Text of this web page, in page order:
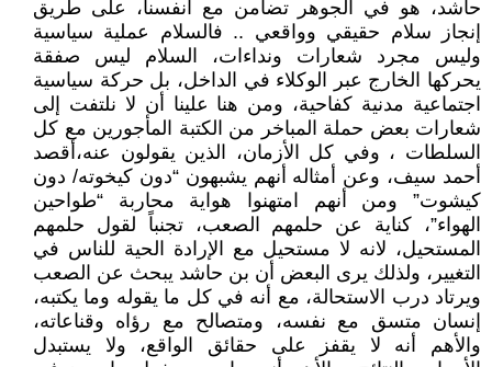
حاشد، هو في الجوهر تضامن مع أنفسنا، على طريق
إنجاز سلام حقيقي وواقعي .. فالسلام عملية سياسية
وليس مجرد شعارات ونداءات، السلام ليس صفقة
يحركها الخارج عبر الوكلاء في الداخل، بل حركة سياسية
اجتماعية مدنية كفاحية، ومن هنا علينا أن لا نلتفت إلى
شعارات بعض حملة المباخر من الكتبة المأجورين مع كل
السلطات ، وفي كل الأزمان، الذين يقولون عنه،أقصد
أحمد سيف، وعن أمثاله أنهم يشبهون “دون كيخوته/ دون
كيشوت” ومن أنهم امتهنوا هواية محاربة “طواحين
الهواء”، كناية عن حلمهم الصعب، تجنباً لقول حلمهم
المستحيل، لانه لا مستحيل مع الإرادة الحية للناس في
التغيير، ولذلك يرى البعض أن بن حاشد يبحث عن الصعب
ويرتاد درب الاستحالة، مع أنه في كل ما يقوله وما يكتبه،
إنسان متسق مع نفسه، ومتصالح مع رؤاه وقناعاته،
والأهم أنه لا يقفز على حقائق الواقع، ولا يستبدل